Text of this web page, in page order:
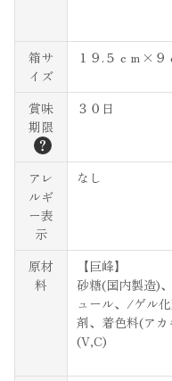
箱サ
イズ
１９.５ｃｍ×
賞味
期限
？
３０日
アレ
ルギ
ー表
示
なし
原材
料
【巨峰】
砂糖(国内製造)
ュール、/ゲル
剤、着色料(ア
(V,C)